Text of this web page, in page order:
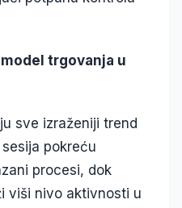
trgovanja u
sve izraženiji trend
pokreću
procesi, dok
viši nivo aktivnosti u